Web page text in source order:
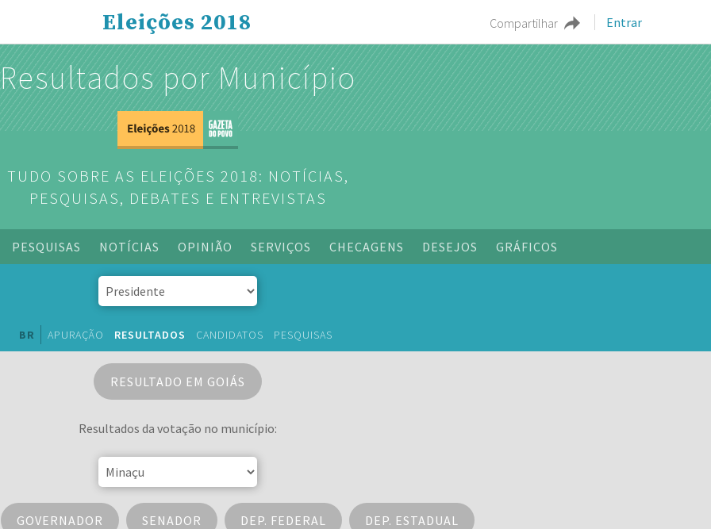
Compartilhar Entrar
Eleições 2018
Resultados por Município
TUDO SOBRE AS ELEIÇÕES 2018: NOTÍCIAS,
PESQUISAS, DEBATES E ENTREVISTAS
PESQUISAS NOTÍCIAS OPINIÃO SERVIÇOS CHECAGENS DESEJOS GRÁFICOS
BR APURAÇÃO RESULTADOS CANDIDATOS PESQUISAS
RESULTADO EM GOIÁS
Resultados da votação no município:
GOVERNADOR SENADOR DEP. FEDERAL DEP. ESTADUAL